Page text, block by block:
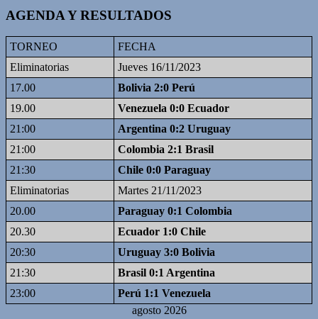
AGENDA Y RESULTADOS
TORNEO
FECHA
Eliminatorias
Jueves 16/11/2023
17.00
Bolivia 2:0 Perú
19.00
Venezuela 0:0 Ecuador
21:00
Argentina 0:2 Uruguay
21:00
Colombia 2:1 Brasil
21:30
Chile 0:0 Paraguay
Eliminatorias
Martes 21/11/2023
20.00
Paraguay 0:1 Colombia
20.30
Ecuador 1:0 Chile
20:30
Uruguay 3:0 Bolivia
21:30
Brasil 0:1 Argentina
23:00
Perú 1:1 Venezuela
agosto 2026